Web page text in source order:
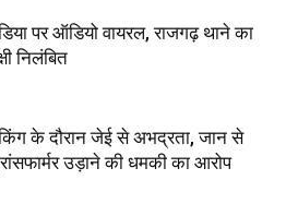
पर ऑडियो वायरल, राजगढ़ थाने का
निलंबित
के दौरान जेई से अभद्रता, जान से
उड़ाने की धमकी का आरोप